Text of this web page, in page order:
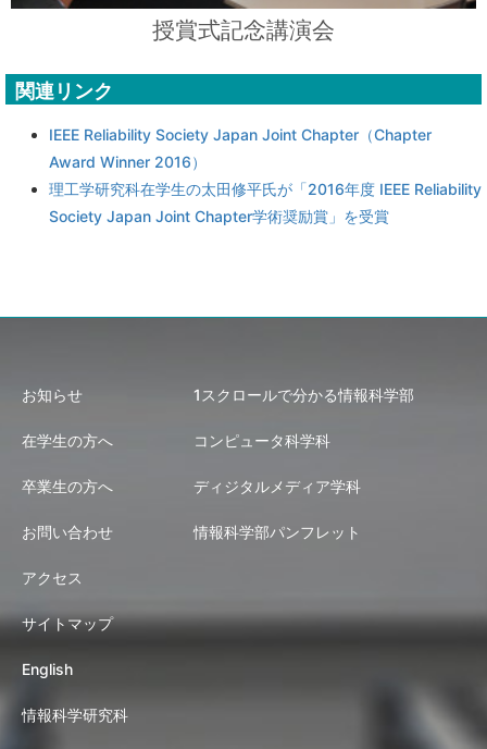
授賞式記念講演会
関連リンク
IEEE Reliability Society Japan Joint Chapter（Chapter
Award Winner 2016）
理工学研究科在学生の太田修平氏が「2016年度 IEEE Reliability
Society Japan Joint Chapter学術奨励賞」を受賞
お知らせ
在学生の方へ
卒業生の方へ
お問い合わせ
アクセス
サイトマップ
English
1スクロールで分かる情報科学部
コンピュータ科学科
ディジタルメディア学科
情報科学部パンフレット
情報科学研究科